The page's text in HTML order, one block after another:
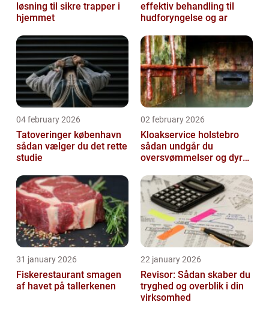
løsning til sikre trapper i
hjemmet
effektiv behandling til
hudforyngelse og ar
04 february 2026
Tatoveringer københavn
sådan vælger du det rette
studie
02 february 2026
Kloakservice holstebro
sådan undgår du
oversvømmelser og dyre
31 january 2026
Fiskerestaurant smagen
af havet på tallerkenen
22 january 2026
Revisor: Sådan skaber du
tryghed og overblik i din
virksomhed